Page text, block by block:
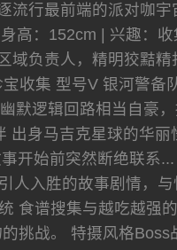
流行最前端的派对咖
高：152cm | 兴趣：
域负责人，精明狡黠
宝收集 型号V 银河警备
默逻辑回路相当自豪
出身马吉克星球的华
开始前突然断绝联系
人入胜的故事剧情，
食谱搜集与越吃越强
挑战。 特摄风格